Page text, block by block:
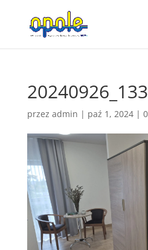
przez admin | paź 1, 2024|